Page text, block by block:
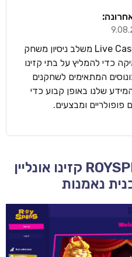
צוות העריכה של Live Casinos Israel משלב ניסיון משחק
כדי להמליץ על בתי קזינו
המתאימים לשחקנים
שלנו באופן קבוע כדי
פופולריים ומבצעים.
ROYSPINS CASINO – 2026 קזינו אונליין
נאמנות